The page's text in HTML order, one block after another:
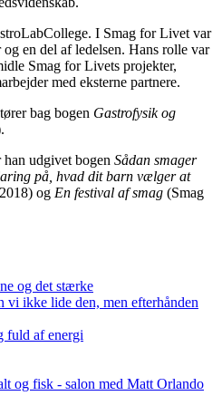
I Smag for Livet var
en del af ledelsen. Hans rolle var
Smag for Livets projekter,
med eksterne partnere.
bag bogen Gastrofysik og
han udgivet bogen Sådan smager
på, hvad dit barn vælger at
og En festival af smag (Smag
og det stærke
vi ikke lide den, men efterhånden
fuld af energi
og fisk - salon med Matt Orlando